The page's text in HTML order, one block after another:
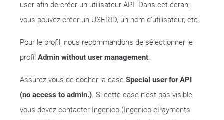
user afin de créer un utilisateur API. Dans cet écran,
vous pouvez créer un USERID, un nom d’utilisateur, etc.
Pour le profil, nous recommandons de sélectionner le
profil Admin without user management.
Assurez-vous de cocher la case Special user for API
(no access to admin.). Si cette case n’est pas visible,
vous devez contacter Ingenico (Ingenico ePayments